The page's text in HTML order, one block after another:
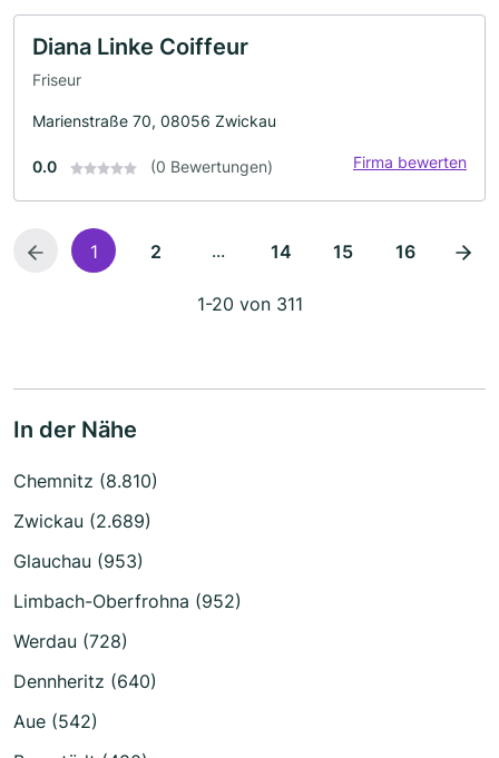
Diana Linke Coiffeur
Friseur
Marienstraße 70, 08056 Zwickau
0.0 (0 Bewertungen) Firma bewerten
1 2 ... 14 15 16
1-20 von 311
In der Nähe
Chemnitz (8.810)
Zwickau (2.689)
Glauchau (953)
Limbach-Oberfrohna (952)
Werdau (728)
Dennheritz (640)
Aue (542)